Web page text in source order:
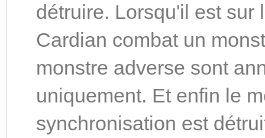
détruire. Lorsqu'il est sur
Cardian combat un
monstre adverse sont
uniquement. Et enfin le
synchronisation est